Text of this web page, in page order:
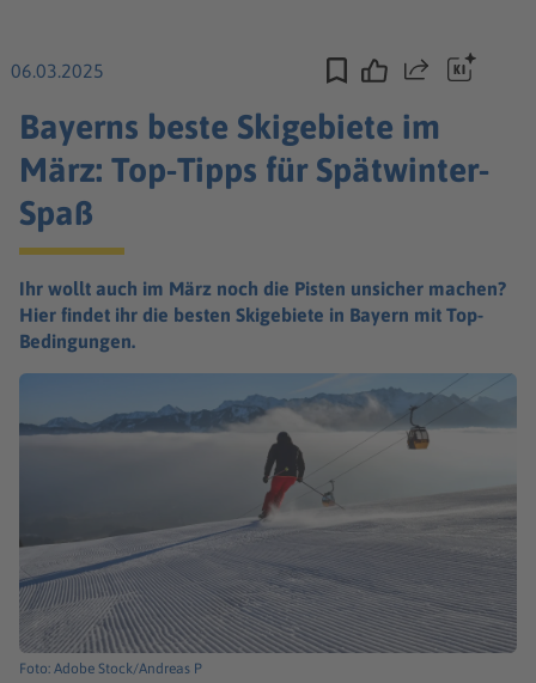
06.03.2025 Teilen
Bayerns beste Skigebiete im
März: Top-Tipps für Spätwinter-
Spaß
Ihr wollt auch im März noch die Pisten unsicher machen?
Hier findet ihr die besten Skigebiete in Bayern mit Top-
Bedingungen.
Foto: Adobe Stock/Andreas P